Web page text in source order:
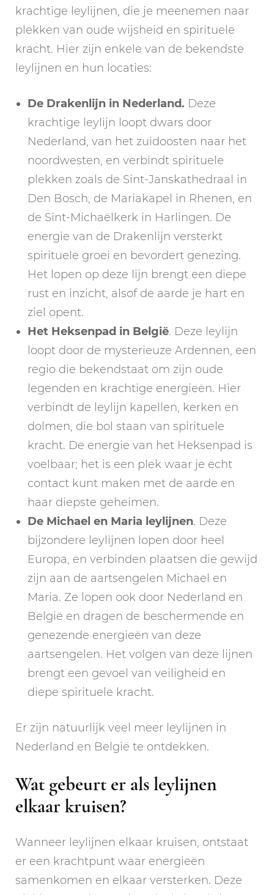
krachtige leylijnen, die je meenemen naar
plekken van oude wijsheid en spirituele
kracht. Hier zijn enkele van de bekendste
leylijnen en hun locaties:
De Drakenlijn in Nederland. Deze
krachtige leylijn loopt dwars door
Nederland, van het zuidoosten naar het
noordwesten, en verbindt spirituele
plekken zoals de Sint-Janskathedraal in
Den Bosch, de Mariakapel in Rhenen, en
de Sint-Michaëlkerk in Harlingen. De
energie van de Drakenlijn versterkt
spirituele groei en bevordert genezing.
Het lopen op deze lijn brengt een diepe
rust en inzicht, alsof de aarde je hart en
ziel opent.
Het Heksenpad in België. Deze leylijn
loopt door de mysterieuze Ardennen, een
regio die bekendstaat om zijn oude
legenden en krachtige energieën. Hier
verbindt de leylijn kapellen, kerken en
dolmen, die bol staan van spirituele
kracht. De energie van het Heksenpad is
voelbaar; het is een plek waar je echt
contact kunt maken met de aarde en
haar diepste geheimen.
De Michael en Maria leylijnen. Deze
bijzondere leylijnen lopen door heel
Europa, en verbinden plaatsen die gewijd
zijn aan de aartsengelen Michael en
Maria. Ze lopen ook door Nederland en
België en dragen de beschermende en
genezende energieën van deze
aartsengelen. Het volgen van deze lijnen
brengt een gevoel van veiligheid en
diepe spirituele kracht.
Er zijn natuurlijk veel meer leylijnen in
Nederland en België te ontdekken.
Wat gebeurt er als leylijnen
elkaar kruisen?
Wanneer leylijnen elkaar kruisen, ontstaat
er een krachtpunt waar energieën
samenkomen en elkaar versterken. Deze